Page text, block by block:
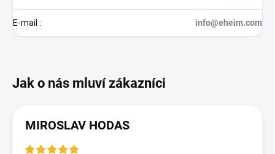
E-mail : info@eheim.com
MIROSLAV HODAS